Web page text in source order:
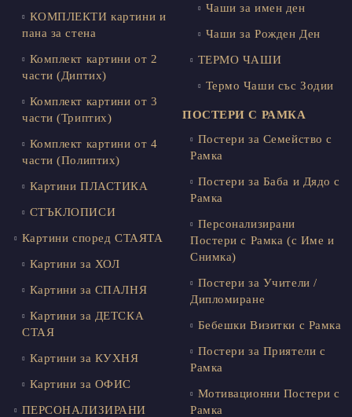
КОМПЛЕКТИ картини и
пана за стена
Комплект картини от 2
части (Диптих)
Комплект картини от 3
части (Триптих)
Комплект картини от 4
части (Полиптих)
Картини ПЛАСТИКА
СТЪКЛОПИСИ
Картини според СТАЯТА
Картини за ХОЛ
Картини за СПАЛНЯ
Картини за ДЕТСКА
СТАЯ
Картини за КУХНЯ
Картини за ОФИС
ПЕРСОНАЛИЗИРАНИ
Чаши за имен ден
Чаши за Рожден Ден
ТЕРМО ЧАШИ
Термо Чаши със Зодии
ПОСТЕРИ С РАМКА
Постери за Семейство с
Рамка
Постери за Баба и Дядо с
Рамка
Персонализирани
Постери с Рамка (с Име и
Снимка)
Постери за Учители /
Дипломиране
Бебешки Визитки с Рамка
Постери за Приятели с
Рамка
Мотивационни Постери с
Рамка